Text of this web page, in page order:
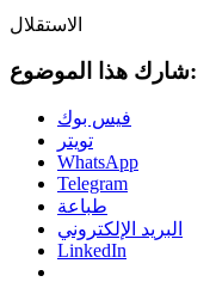
الاستقلال
شارك هذا الموضوع:
فيس بوك
تويتر
WhatsApp
Telegram
طباعة
البريد الإلكتروني
LinkedIn